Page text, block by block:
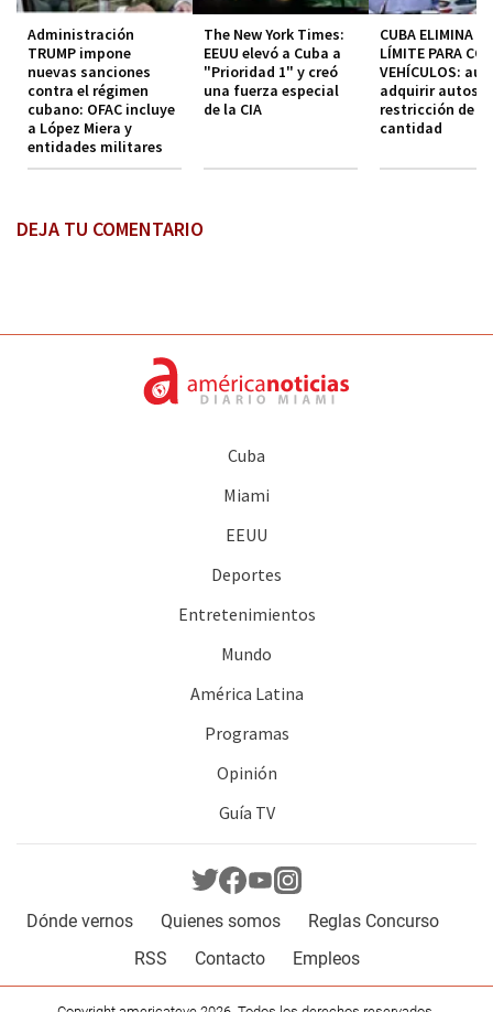
Administración
TRUMP impone
nuevas sanciones
contra el régimen
cubano: OFAC incluye
a López Miera y
entidades militares
The New York Times:
EEUU elevó a Cuba a
"Prioridad 1" y creó
una fuerza especial
de la CIA
CUBA ELIMINA EL
LÍMITE PARA
VEHÍCULOS:
adquirir autos
restricción de
cantidad
DEJA TU COMENTARIO
Cuba
Miami
EEUU
Deportes
Entretenimientos
Mundo
América Latina
Programas
Opinión
Guía TV
Dónde vernos Quienes somos
Reglas Concurso
RSS
Contacto Empleos